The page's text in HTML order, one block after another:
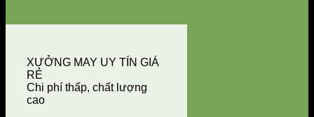
XƯỞNG MAY UY TÍN GIÁ
RẺ
Chi phí thấp, chất lượng
cao